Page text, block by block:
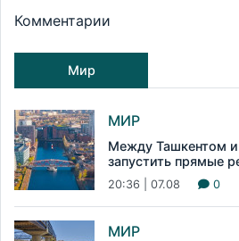
Комментарии
Мир
МИР
Между Ташкентом
запустить прямые
20:36 | 07.08 0
МИР